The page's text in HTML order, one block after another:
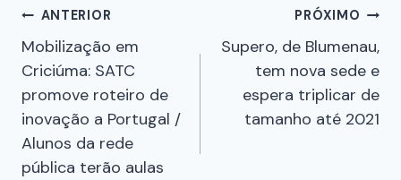
ANTERIOR
Mobilização em
Criciúma: SATC
promove roteiro de
inovação a Portugal /
Alunos da rede
pública terão aulas
PRÓXIMO
Supero, de Blumenau,
tem nova sede e
espera triplicar de
tamanho até 2021